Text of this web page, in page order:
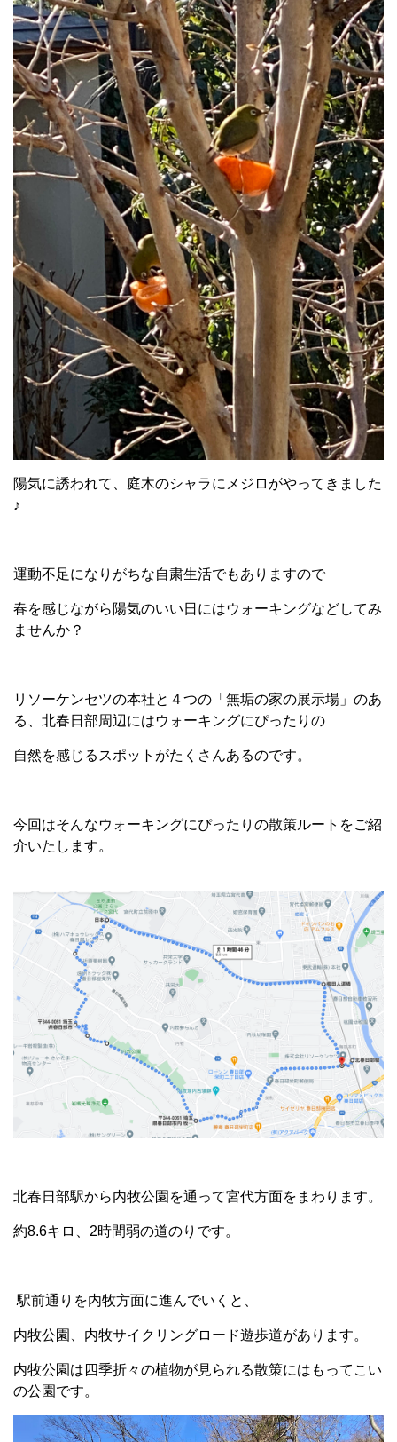
陽気に誘われて、庭木のシャラにメジロがやってきました
♪
運動不足になりがちな自粛生活でもありますので
春を感じながら陽気のいい日にはウォーキングなどしてみ
ませんか？
リソーケンセツの本社と４つの「無垢の家の展示場」のあ
る、北春日部周辺にはウォーキングにぴったりの
自然を感じるスポットがたくさんあるのです。
今回はそんなウォーキングにぴったりの散策ルートをご紹
介いたします。
北春日部駅から内牧公園を通って宮代方面をまわります。
約8.6キロ、2時間弱の道のりです。
駅前通りを内牧方面に進んでいくと、
内牧公園、内牧サイクリングロード遊歩道があります。
内牧公園は四季折々の植物が見られる散策にはもってこい
の公園です。